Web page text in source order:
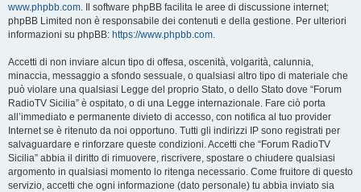
www.phpbb.com. Il software phpBB facilita le aree di discussione internet;
phpBB Limited non è responsabile dei contenuti e della gestione. Per ulteriori
informazioni su phpBB: https://www.phpbb.com.
Accetti di non inviare alcun tipo di offesa, oscenità, volgarità, calunnia,
minaccia, messaggio a sfondo sessuale, o qualsiasi altro tipo di materiale che
può violare una qualsiasi Legge del proprio Stato, o dello Stato dove “Forum
RadioTV Sicilia” è ospitato, o di una Legge internazionale. Fare ciò porta
all’immediato e permanente divieto di accesso, con notifica al tuo provider
Internet se è ritenuto da noi opportuno. Tutti gli indirizzi IP sono registrati per
salvaguardare e rinforzare queste condizioni. Accetti che “Forum RadioTV
Sicilia” abbia il diritto di rimuovere, riscrivere, spostare o chiudere qualsiasi
argomento in qualsiasi momento lo ritenga necessario. Come fruitore di questo
servizio, accetti che ogni informazione (dato personale) tu abbia inviato sia